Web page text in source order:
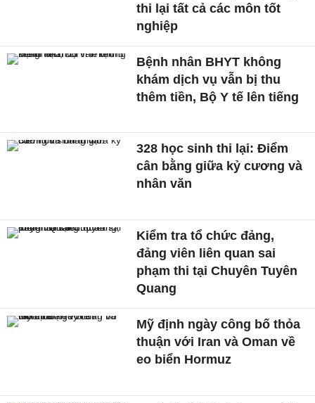
thi lại tất cả các môn tốt
nghiệp
Bệnh nhân BHYT không
khám dịch vụ vẫn bị thu
thêm tiền, Bộ Y tế lên tiếng
328 học sinh thi lại: Điểm
cân bằng giữa kỷ cương và
nhân văn
Kiểm tra tổ chức đảng,
đảng viên liên quan sai
phạm thi tại Chuyên Tuyên
Quang
Mỹ định ngày công bố thỏa
thuận với Iran và Oman về
eo biển Hormuz